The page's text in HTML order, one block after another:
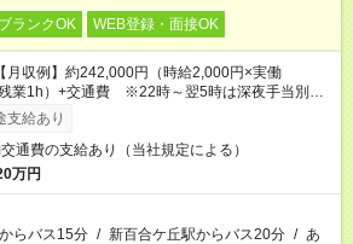
ブランクOK WEB登録・面接OK
月収例】約242,000円（時給2,000円×実働
業1h）+交通費 ※22時～翌5時は深夜手当別途
支給あり
通費の支給あり（当社規定による）
万円
らバス15分 / 新百合ケ丘駅からバス20分 / あ